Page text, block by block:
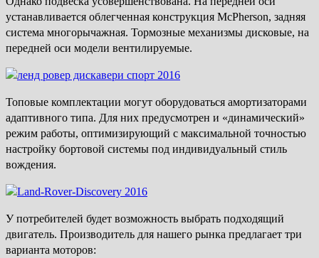
устанавливается облегченная конструкция McPherson, задняя
система многорычажная. Тормозные механизмы дисковые, на
передней оси модели вентилируемые.
Топовые комплектации могут оборудоваться амортизаторами
адаптивного типа. Для них предусмотрен и «динамический»
режим работы, оптимизирующий с максимальной точностью
настройку бортовой системы под индивидуальный стиль
вождения.
У потребителей будет возможность выбрать подходящий
двигатель. Производитель для нашего рынка предлагает три
варианта моторов: